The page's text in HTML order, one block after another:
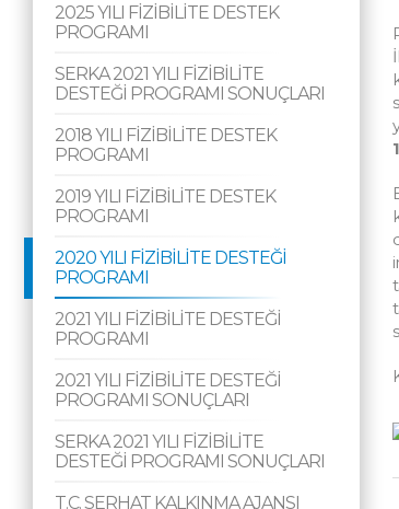
2025 YILI FİZİBİLİTE DESTEK
PROGRAMI
SERKA 2021 YILI FİZİBİLİTE
DESTEĞİ PROGRAMI SONUÇLARI
2018 YILI FİZİBİLİTE DESTEK
PROGRAMI
2019 YILI FİZİBİLİTE DESTEK
PROGRAMI
2020 YILI FİZİBİLİTE DESTEĞİ
PROGRAMI
2021 YILI FİZİBİLİTE DESTEĞİ
PROGRAMI
2021 YILI FİZİBİLİTE DESTEĞİ
PROGRAMI SONUÇLARI
SERKA 2021 YILI FİZİBİLİTE
DESTEĞİ PROGRAMI SONUÇLARI
T.C. SERHAT KALKINMA AJANSI